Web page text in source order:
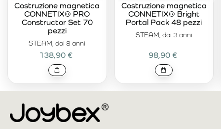
STEAM, dai 8 anni
Costruzione magnetica
CONNETIX® PRO
Constructor Set 70
pezzi
138,90 €
STEAM, dai 3 anni
Costruzione magnetica
CONNETIX® Bright
Portal Pack 48 pezzi
98,90 €